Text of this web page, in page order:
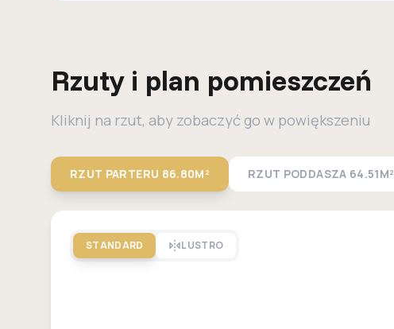
Rzuty i plan pomieszczeń
Kliknij na rzut, aby zobaczyć go w powiększeniu
RZUT PARTERU 86.80M² RZUT PODDASZA 64.51M²
STANDARD LUSTRO